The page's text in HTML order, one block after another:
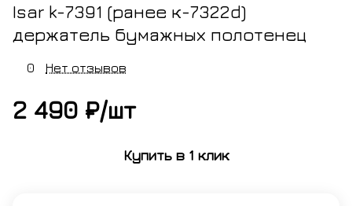
Isar k-7391 (ранее к-7322d)
держатель бумажных полотенец
0 Нет отзывов
2 490 ₽/шт
Купить в 1 клик